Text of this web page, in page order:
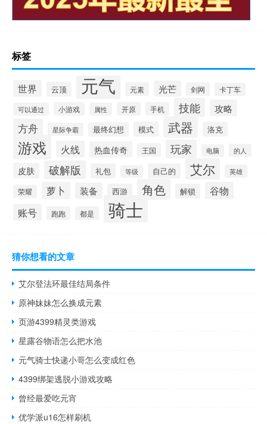
标签
世界 云顶 元气 元素 光芒 剑网 卡丁车
可以通过 小游戏 属性 开原 手机 技能 攻略
方舟 星际争霸 最终幻想 模式 武器 洛克
游戏 火线 热血传奇 王国 玩家 电脑 的人
皮肤 破解版 礼包 等级 自己的 艾尔 英雄
荣耀 萝卜 装备 西游 角色 解锁 谷物
账号 跑跑 都是 骑士
猜你想看的文章
艾尔登法环最佳结局条件
原神妹妹怎么换成元素
页游4399精灵类游戏
星露谷物语怎么把水池
元气骑士快递小哥怎么变成红色
4399绑架逃脱小游戏攻略
曾经最爱吃元宵
优学派u16怎样刷机